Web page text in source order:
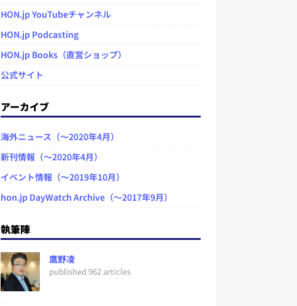
HON.jp YouTubeチャンネル
HON.jp Podcasting
HON.jp Books（直営ショップ）
公式サイト
アーカイブ
海外ニュース（～2020年4月）
新刊情報（～2020年4月）
イベント情報（～2019年10月）
hon.jp DayWatch Archive（～2017年9月）
執筆陣
鷹野凌
published 962 articles